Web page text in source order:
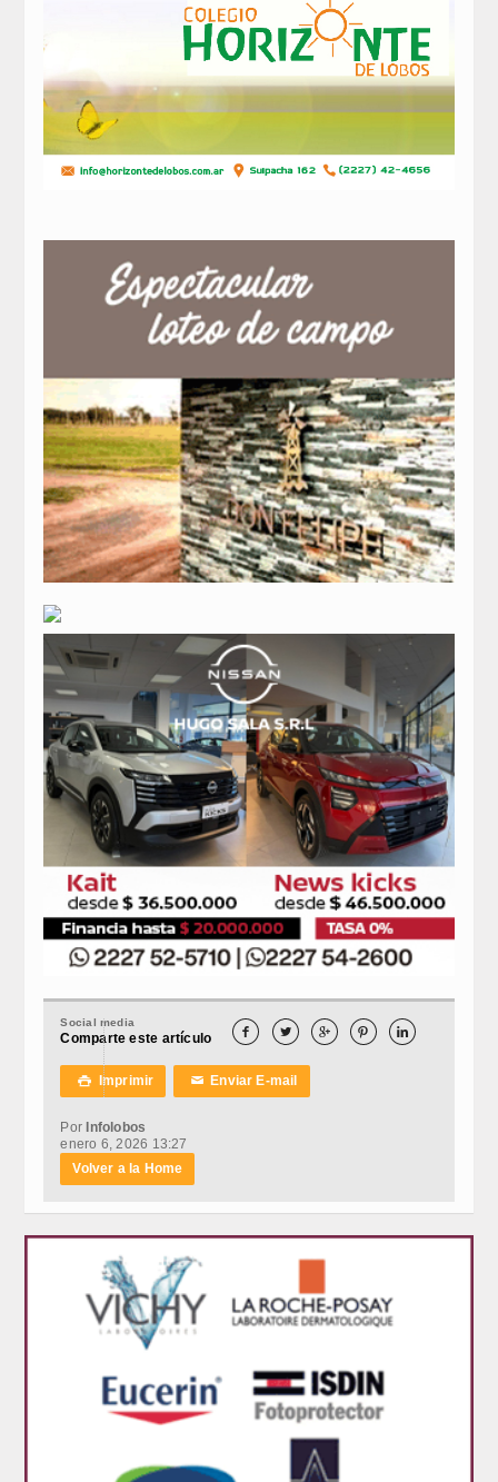
Social media
Comparte este artículo     
 Imprimir ✉Enviar E-mail
PorInfolobos
enero 6, 2026 13:27
Volver a la Home